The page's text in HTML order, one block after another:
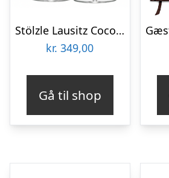
Stölzle Lausitz Cocoon Bryllupsglas sæt af 2
kr. 349,00
Gå til shop